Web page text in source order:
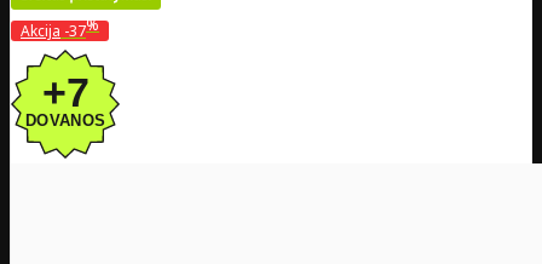
Akcija -37%